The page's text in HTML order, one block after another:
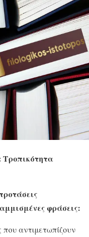
Τροπικότητα
φράσεις:
που αντιμετωπίζουν